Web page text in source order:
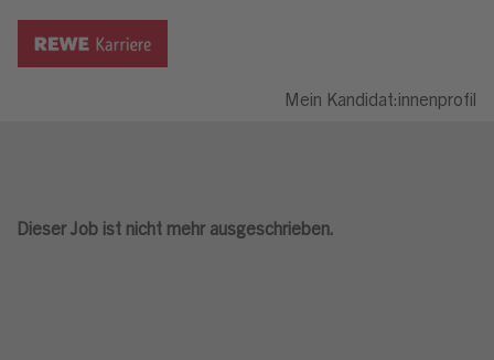
Mein Kandidat:innenprofil
Dieser Job ist nicht mehr ausgeschrieben.